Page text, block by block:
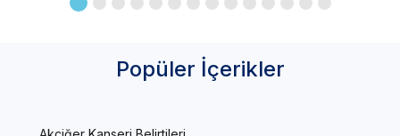
Popüler İçerikler